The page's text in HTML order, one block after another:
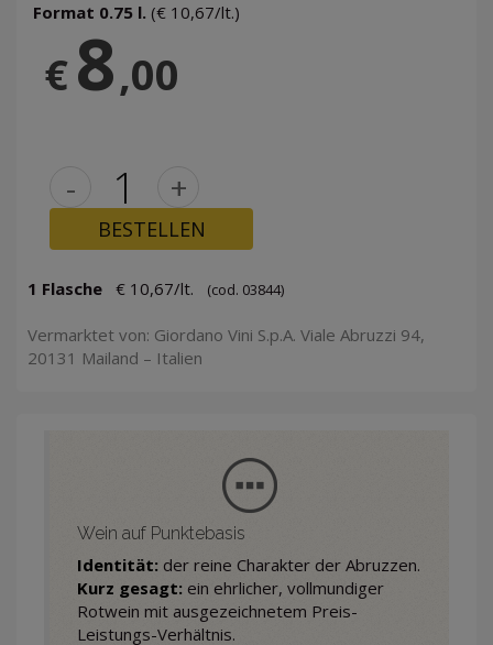
Format 0.75 l. (€ 10,67/lt.)
€8,00
- +
BESTELLEN
1 Flasche € 10,67/lt. (cod. 03844)
Vermarktet von: Giordano Vini S.p.A. Viale Abruzzi 94,
20131 Mailand – Italien
Wein auf Punktebasis
Identität: der reine Charakter der Abruzzen.
Kurz gesagt: ein ehrlicher, vollmundiger
Rotwein mit ausgezeichnetem Preis-
Leistungs-Verhältnis.